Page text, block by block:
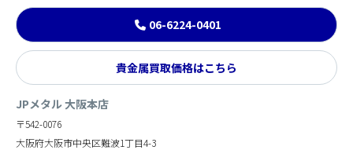
06-6224-0401
貴金属買取価格はこちら
JPメタル 大阪本店
〒542-0076
大阪府大阪市中央区難波1丁目4-3